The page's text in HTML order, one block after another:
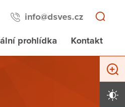
info@dsves.cz
prohlídka Kontakt